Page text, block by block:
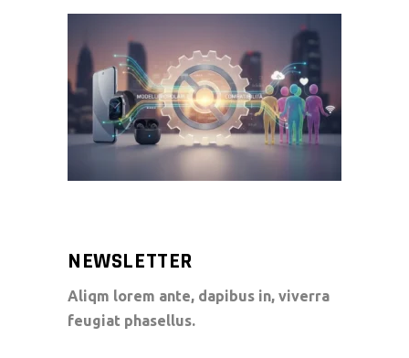
NEWSLETTER
Aliqm lorem ante, dapibus in, viverra
feugiat phasellus.